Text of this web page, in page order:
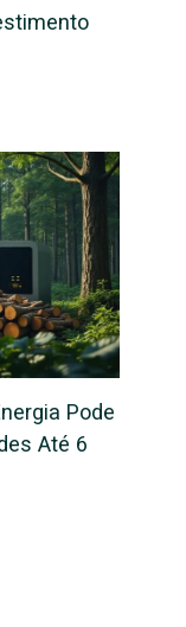
Pode
Até 6